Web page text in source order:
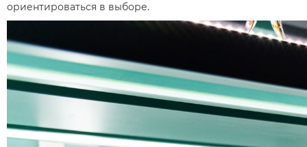
ориентироваться в выборе.